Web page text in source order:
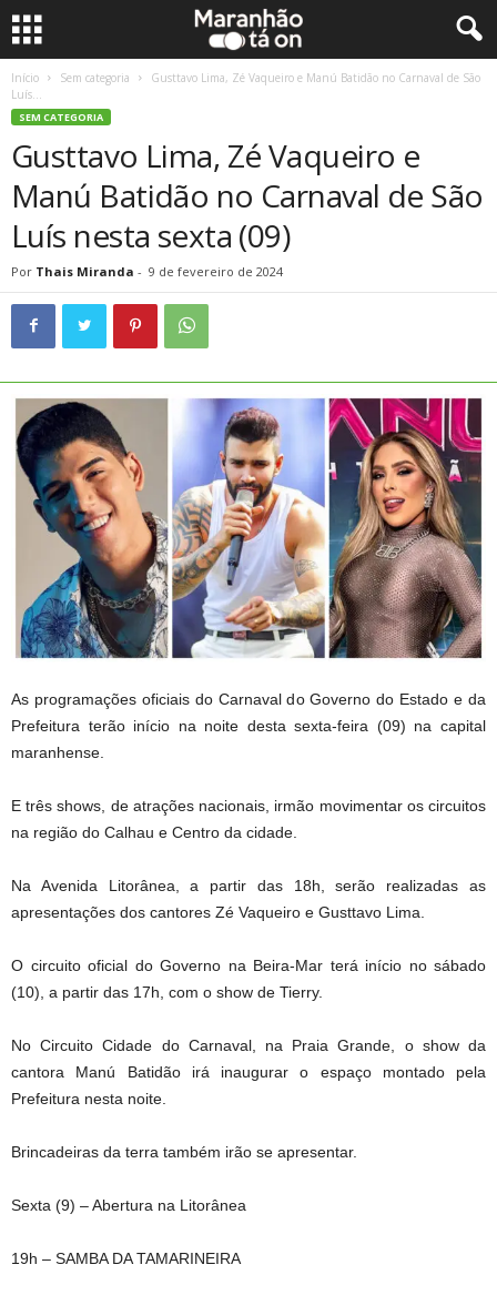
Início Sem categoria
Gusttavo Lima, Zé Vaqueiro e Manú Batidão no Carnaval de São
Luís...
SEM CATEGORIA
Gusttavo Lima, Zé Vaqueiro e
Manú Batidão no Carnaval de São
Luís nesta sexta (09)
Por Thais Miranda - 9 de fevereiro de 2024
As programações oficiais do Carnaval do Governo do Estado e da
Prefeitura terão início na noite desta sexta-feira (09) na capital
maranhense.
E três shows, de atrações nacionais, irmão movimentar os circuitos
na região do Calhau e Centro da cidade.
Na Avenida Litorânea, a partir das 18h, serão realizadas as
apresentações dos cantores Zé Vaqueiro e Gusttavo Lima.
O circuito oficial do Governo na Beira-Mar terá início no sábado
(10), a partir das 17h, com o show de Tierry.
No Circuito Cidade do Carnaval, na Praia Grande, o show da
cantora Manú Batidão irá inaugurar o espaço montado pela
Prefeitura nesta noite.
Brincadeiras da terra também irão se apresentar.
Sexta (9) – Abertura na Litorânea
19h – SAMBA DA TAMARINEIRA